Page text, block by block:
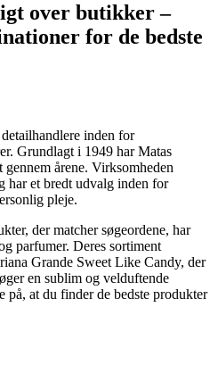
over butikker –
for de bedste
inden for
Grundlagt i 1949 har Matas
årene. Virksomheden
har et bredt udvalg inden for
pleje.
der matcher søgeordene, har
parfumer. Deres sortiment
Grande Sweet Like Candy, der
en sublim og velduftende
på, at du finder de bedste produkter